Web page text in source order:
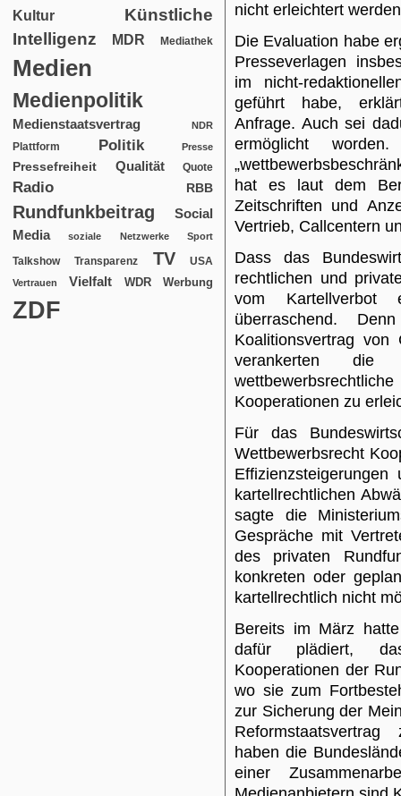
Kultur
Künstliche
Intelligenz
MDR Mediathek
Medien
Medienpolitik
Medienstaatsvertrag NDR
Plattform Politik Presse
Pressefreiheit Qualität Quote
Radio RBB
Rundfunkbeitrag
Social
Media
soziale Netzwerke Sport
Talkshow Transparenz TV USA
Vertrauen Vielfalt WDR Werbung
ZDF
nicht erleichtert
Die Evaluation habe
Presseverlagen
im nicht-
geführt habe,
Anfrage. Auch sei
ermöglicht
hat es laut dem
Zeitschriften und
Vertrieb, Callcentern
Dass das
rechtlichen und
vom
überraschend.
Koalitionsvertrag
verankerten die
Kooperationen zu
Für das
Wettbewerbsrecht
kartellrechtlichen
sagte die
Gespräche mit
des privaten
konkreten oder
kartellrechtlich nicht
Bereits im März
dafür plädiert,
Kooperationen der
wo sie zum
zur Sicherung der
haben die
einer